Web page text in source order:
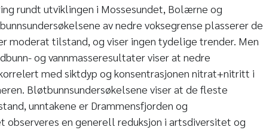
rundt utviklingen i Mossesundet, Bolærne og
av nedre voksegrense plasserer de
moderat tilstand, og viser ingen tydelige trender. Men
og vannmasseresultater viser at nedre
med siktdyp og konsentrasjonen nitrat+nitritt i
Bløtbunnsundersøkelsene viser at de fleste
unntakene er Drammensfjorden og
observeres en generell reduksjon i artsdiversitet og